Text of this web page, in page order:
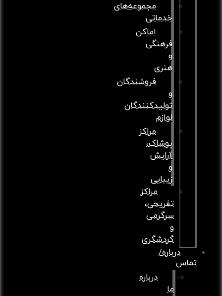
مجموعه‌های
خدماتی
اماکن
فرهنگی
و
هنری
فروشندگان
و
تولیدکنندگان
لوازم
مراکز
پوشاک،
آرایش
و
زیبایی
مراکز
تفریحی،
سرگرمی
و
گردشگری
درباره/
تماس
درباره
ما